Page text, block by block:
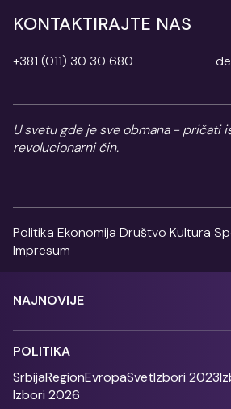
KONTAKTIRAJTE NAS
+381 (011) 30 30 680
U svetu gde je sve obmana - pričati
revolucionarni čin.
Politika Ekonomija Društvo Kultura
Impresum
NAJNOVIJE
POLITIKA
SrbijaRegionEvropaSvetIzbori 2023
Izbori 2026